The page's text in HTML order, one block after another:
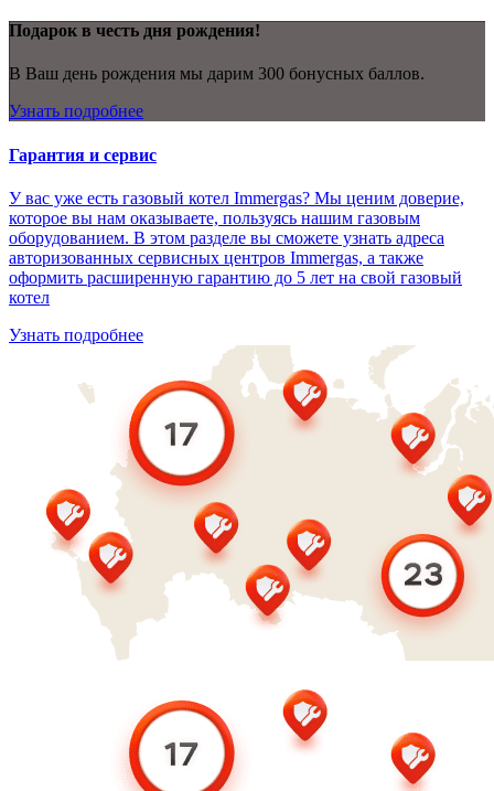
Подарок в честь дня рождения!
В Ваш день рождения мы дарим 300 бонусных баллов.
Узнать подробнее
Гарантия и сервис
У вас уже есть газовый котел Immergas? Мы ценим доверие,
которое вы нам оказываете, пользуясь нашим газовым
оборудованием. В этом разделе вы сможете узнать адреса
авторизованных сервисных центров Immergas, а также
оформить расширенную гарантию до 5 лет на свой газовый
котел
Узнать подробнее